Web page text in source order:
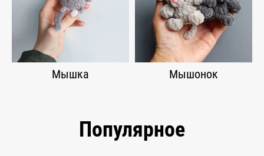
Мышка Мышонок
Популярное